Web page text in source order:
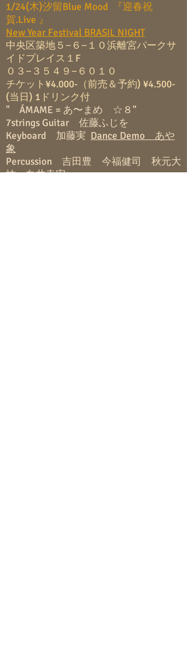
1/24(木)汐留Blue Mood 『迎春祝
賀.Live 』
New Year Festival BRASIL NIGHT
中央区築地５−６−１０浜離宮パークサ
イドプレイス１F
０３−３５４９−６０１０
チケット¥4.000-（前売＆予約) ¥4.500-
(当日) 1ドリンク付
" ÁMAME = あ〜まめ ☆８"
7strings Guitar 佐藤ふじを
Keyboard 加藤実 Dance Demo あや
象
Percussion 吉田豊 今福健司 秋元大
祐 白井幸宏